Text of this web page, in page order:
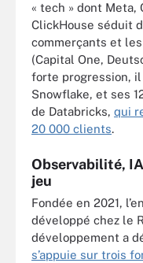
« tech » dont Meta,
ClickHouse séduit
commerçants et
(Capital One,
forte progression,
Snowflake, et ses
de Databricks, qui
20 000 clients.
Observabilité,
jeu
Fondée en 2021,
développé chez le
développement a
s’appuie sur trois